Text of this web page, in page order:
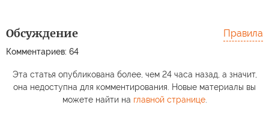
Российские
средние зарплаты
сравнили с
европейскими
Громкий звук в
Москве объяснили
Обсуждение
Комментариев: 64
Правила
Эта статья опубликована более, чем 24 часа назад, а значит,
она недоступна для комментирования. Новые материалы вы
можете найти на главной странице.